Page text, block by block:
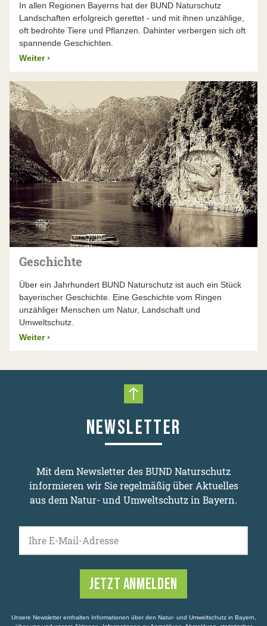
In allen Regionen Bayerns hat der BUND Naturschutz
Landschaften erfolgreich gerettet - und mit ihnen unzählige,
oft bedrohte Tiere und Pflanzen. Dahinter verbergen sich oft
spannende Geschichten.
Weiter ›
Geschichte
Über ein Jahrhundert BUND Naturschutz ist auch ein Stück
bayerischer Geschichte. Eine Geschichte vom Ringen
unzähliger Menschen um Natur, Landschaft und
Umweltschutz.
Weiter ›
Nach oben scrollen
NEWSLETTER
Mit dem Newsletter des BUND Naturschutz
informieren wir Sie regelmäßig über Aktuelles
aus dem Natur- und Umweltschutz in Bayern.
Ihre E-Mail-Adresse
Unsere Newsletter enthalten Informationen über den Natur- und Umweltschutz in Bayern,